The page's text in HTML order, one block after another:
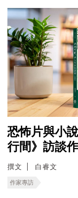
恐怖片與小
行間》訪談
撰文 白睿文
作家專訪